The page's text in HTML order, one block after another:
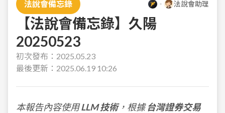
法說會備忘錄 法說會助理
【法說會備忘錄】久陽
20250523
初次發布： 2025.05.23
最後更新： 2025.06.19 10:26
本報告內容使用LLM 技術，根據台灣證券交易